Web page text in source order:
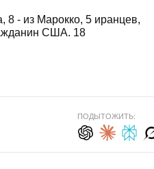
8 - из Марокко, 5 иранцев,
США. 18
ПОДЫТОЖИТЬ: